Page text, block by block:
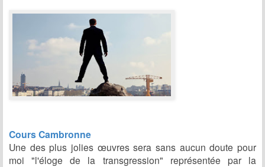
Cours Cambronne
Une des plus jolies œuvres sera sans aucun doute pour
moi "l'éloge de la transgression" représentée par la